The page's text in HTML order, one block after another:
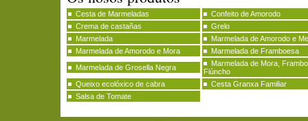
Cesta de Marmeladas
Confeito de Amorodo
Crema de castañas
Grelo
Marmelada
Marmelada de Amorodo e
Marmelada de Amorodo e Mora
Marmelada de Framboesa
Marmelada de Grosella Negra
Marmelada de Mora,
Fiúncho
Queixo ecolóxico de cabra
Cesta Granxa Familiar
Salsa de Tomate